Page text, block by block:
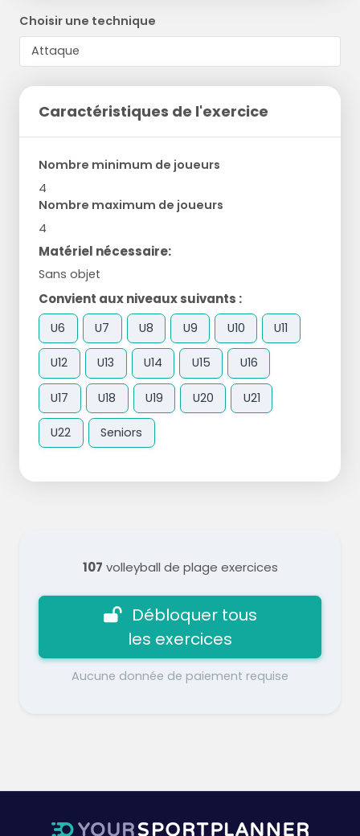
Choisir une technique
Caractéristiques de l'exercice
Nombre minimum de joueurs
4
Nombre maximum de joueurs
4
Matériel nécessaire:
Sans objet
Convient aux niveaux suivants :
U6 U7 U8 U9 U10 U11
U12 U13 U14 U15 U16
U17 U18 U19 U20 U21
U22 Seniors
107 volleyball de plage exercices
Débloquer tous
les exercices
Aucune donnée de paiement requise